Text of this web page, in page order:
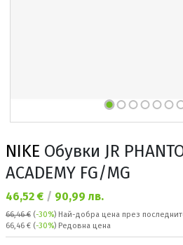
NIKE Обувки JR
ACADEMY FG/MG
Текуща цена:
46,52 € / 90,99 лв.
66,46 € (-30%) Най-добра цена през
Редовна цена:
66,46 € (-30%) Редовна цена